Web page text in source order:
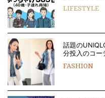
LIFESTYLE
話題の
分投入のコー
FASHION